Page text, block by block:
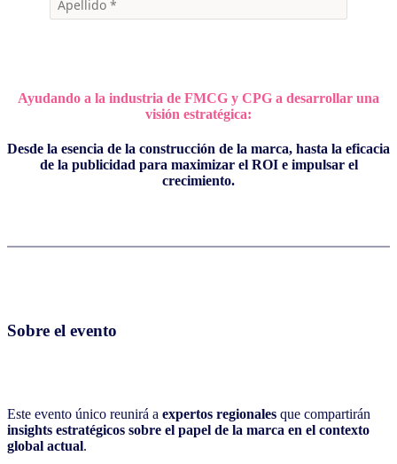
Ayudando a la industria de FMCG y CPG a desarrollar una
visión estratégica:
Desde la esencia de la construcción de la marca, hasta la eficacia
de la publicidad para maximizar el ROI e impulsar el
crecimiento.
Sobre el evento
Este evento único reunirá a expertos regionales que compartirán
insights estratégicos sobre el papel de la marca en el contexto
global actual.